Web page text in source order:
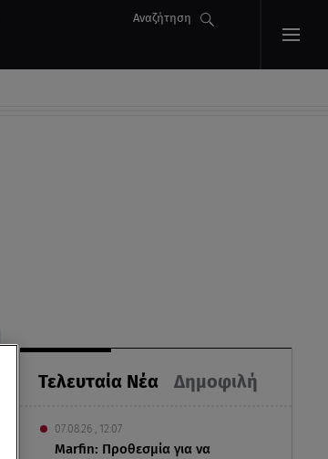
Αναζήτηση
Τελευταία Νέα Δημοφιλή
07.08.26 , 12:07
Marfin: Προθεσμία για να